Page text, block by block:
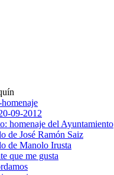
09-2012
homenaje del Ayuntamiento
de José Ramón Saiz
de Manolo Irusta
que me gusta